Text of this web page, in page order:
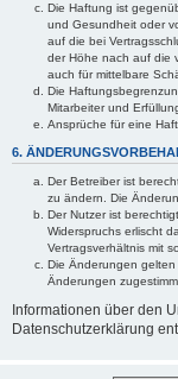
Die Haftung ist
und Gesundheit oder
auf die bei
der Höhe nach auf die
auch für mittelbare
Die
Mitarbeiter und
Ansprüche für eine
6.
Der Betreiber ist
zu ändern. Die
Der Nutzer ist
Widerspruchs erlischt
Vertragsverhältnis mit
Die Änderungen
Änderungen
Informationen über den
Datenschutzerklärung